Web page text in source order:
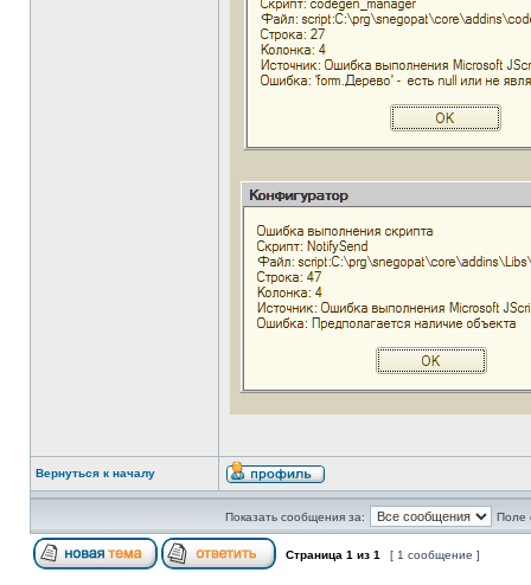
Вернуться к началу
Показать сообщения за: Поле
Страница 1 из 1 [ 1 сообщение ]